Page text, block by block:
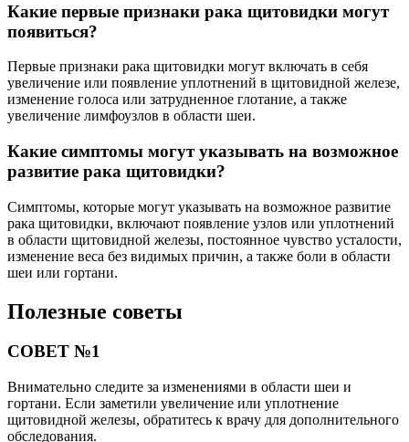
Какие первые признаки рака щитовидки могут
появиться?
Первые признаки рака щитовидки могут включать в себя
увеличение или появление уплотнений в щитовидной железе,
изменение голоса или затрудненное глотание, а также
увеличение лимфоузлов в области шеи.
Какие симптомы могут указывать на возможное
развитие рака щитовидки?
Симптомы, которые могут указывать на возможное развитие
рака щитовидки, включают появление узлов или уплотнений
в области щитовидной железы, постоянное чувство усталости,
изменение веса без видимых причин, а также боли в области
шеи или гортани.
Полезные советы
СОВЕТ №1
Внимательно следите за изменениями в области шеи и
гортани. Если заметили увеличение или уплотнение
щитовидной железы, обратитесь к врачу для дополнительного
обследования.